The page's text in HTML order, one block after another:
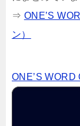
⇒ ONE’S
ン）
ONE’S WORD